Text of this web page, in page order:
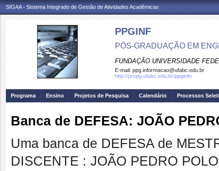
SIGAA - Sistema Integrado de Gestão de Atividades Acadêmicas
PPGINF
PÓS-GRADUAÇÃO EM
FUNDAÇÃO UNIVERSIDADE
E-mail: ppg.informacao@ufabc.edu.br
http://propg.ufabc.edu.br/ppginfo
Programa Ensino Projetos de Pesquisa Calendário Processos
Banca de DEFESA: JOÃO
Uma banca de DEFESA de
DISCENTE : JOÃO PEDRO